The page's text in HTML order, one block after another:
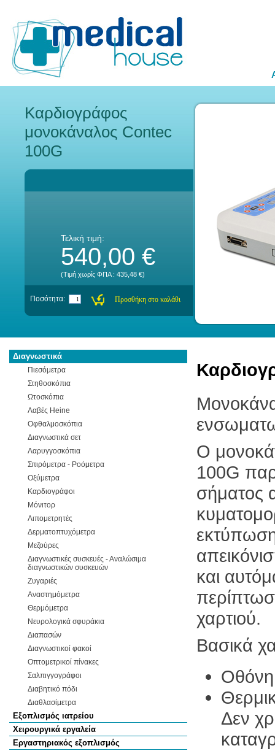
Καρδιογράφος
μονοκάναλος Contec
100G
Τελική τιμή:
540,00 €
(Τιμή χωρίς ΦΠΑ : 435,48 €)
Ποσότητα:
Διαγνωστικά
Πιεσόμετρα
Στηθοσκόπια
Ωτοσκόπια
Λαβές Heine
Οφθαλμοσκόπια
Διαγνωστικά σετ
Λαρυγγοσκόπια
Σπιρόμετρα - Ροόμετρα
Οξύμετρα
Καρδιογράφοι
Μόνιτορ
Λιπομετρητές
Δερματοπτυχόμετρα
Μεζούρες
Διαγνωστικές συσκευές - Αναλώσιμα
διαγνωστικών συσκευών
Ζυγαριές
Αναστημόμετρα
Θερμόμετρα
Νευρολογικά σφυράκια
Διαπασών
Διαγνωστικοί φακοί
Οπτομετρικοί πίνακες
Σαλπιγγογράφοι
Διαβητικό πόδι
Διαθλασίμετρα
Εξοπλισμός ιατρείου
Χειρουργικά εργαλεία
Εργαστηριακός εξοπλισμός
Ο
100G
σήματος
και
χαρτιού.
Βασικά
Δεν